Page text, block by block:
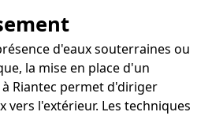
d'eaux souterraines ou
la mise en place d'un
Riantec permet d'diriger
vers l'extérieur. Les techniques